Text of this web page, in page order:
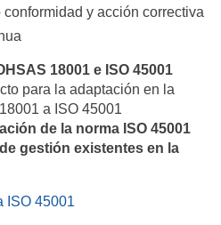
conformidad y acción correctiva
18001 e ISO 45001
para la adaptación en la
a ISO 45001
de la norma ISO 45001
gestión existentes en la
ISO 45001